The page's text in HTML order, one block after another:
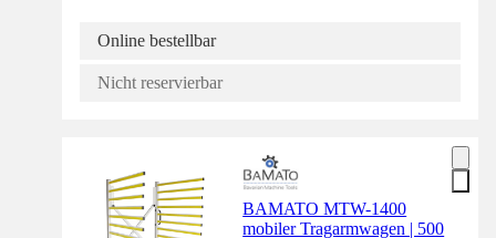
Online bestellbar
Nicht reservierbar
BAMATO MTW-1400
mobiler Tragarmwagen | 500